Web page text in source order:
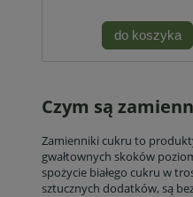
do koszyka
Czym są
Zamienniki cukru to
gwałtownych skoków
spożycie białego cukru w
sztucznych dodatków, są